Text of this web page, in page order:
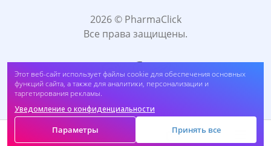
Этот веб-сайт использует файлы cookie для обеспечения основных
функций сайта, а также для аналитики, персонализации и
таргетирования рекламы.
Уведомление о конфиденциальности
Параметры Принять все
Линкас сироп без сахара 90мл. (2725005##2 724)
25 400UZS
2026 © PharmaClick
Все права защищены.
Принимаем к оплате: